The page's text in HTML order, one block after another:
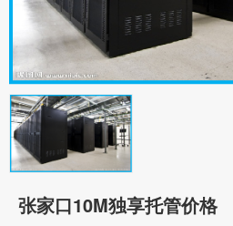
张家口10M独享托管价格